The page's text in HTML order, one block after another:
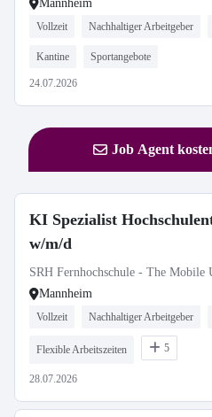
Mannheim
Vollzeit Nachhaltiger Arbeitgeber
Kantine Sportangebote
24.07.2026
Job Agent
KI Spezialist
w/m/d
SRH Fernhochschule - The Mobile
Mannheim
Vollzeit Nachhaltiger Arbeitgeber
Flexible Arbeitszeiten 5
28.07.2026